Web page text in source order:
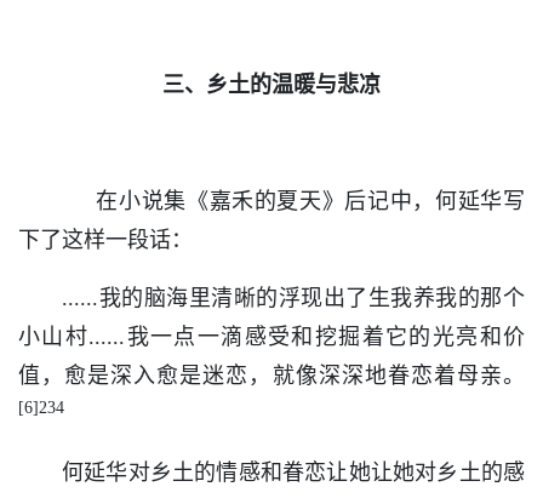
三、乡土的温暖与悲凉
在小说集《嘉禾的夏天》后记中，何延华写
下了这样一段话：
......我的脑海里清晰的浮现出了生我养我的那个
小山村......我一点一滴感受和挖掘着它的光亮和价
值，愈是深入愈是迷恋，就像深深地眷恋着母亲。
[6]234
何延华对乡土的情感和眷恋让她让她对乡土的感